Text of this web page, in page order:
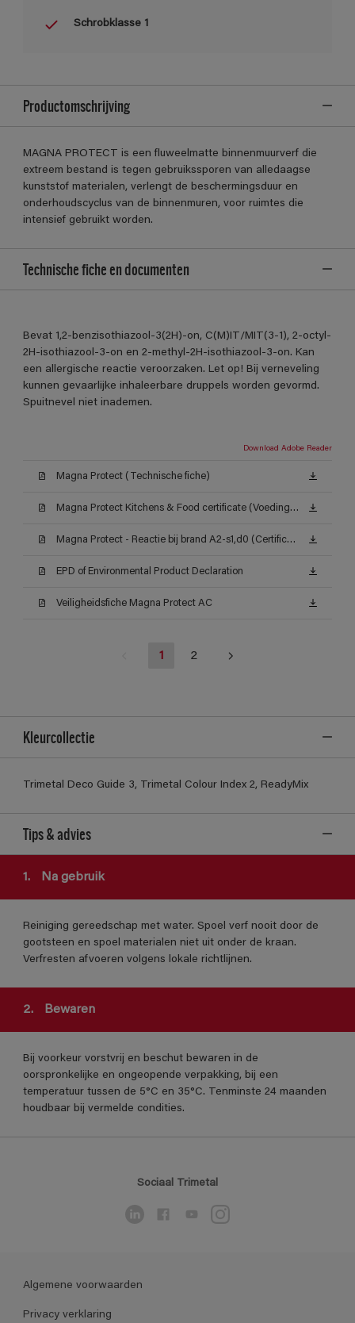
Schrobklasse 1
Productomschrijving
MAGNA PROTECT is een fluweelmatte binnenmuurverf die
extreem bestand is tegen gebruikssporen van alledaagse
kunststof materialen, verlengt de beschermingsduur en
onderhoudscyclus van de binnenmuren, voor ruimtes die
intensief gebruikt worden.
Technische fiche en documenten
Bevat 1,2-benzisothiazool-3(2H)-on, C(M)IT/MIT(3-1), 2-octyl-
2H-isothiazool-3-on en 2-methyl-2H-isothiazool-3-on. Kan
een allergische reactie veroorzaken. Let op! Bij verneveling
kunnen gevaarlijke inhaleerbare druppels worden gevormd.
Spuitnevel niet inademen.
Download Adobe Reader
Magna Protect (Technische fiche)
Magna Protect Kitchens & Food certificate (Voedingsattest ISEGA)
Magna Protect - Reactie bij brand A2-s1,d0 (Certificat)
EPD of Environmental Product Declaration
Veiligheidsfiche Magna Protect AC
1 2
Kleurcollectie
Trimetal Deco Guide 3, Trimetal Colour Index 2, ReadyMix
Tips & advies
1. Na gebruik
Reiniging gereedschap met water. Spoel verf nooit door de
gootsteen en spoel materialen niet uit onder de kraan.
Verfresten afvoeren volgens lokale richtlijnen.
2. Bewaren
Bij voorkeur vorstvrij en beschut bewaren in de
oorspronkelijke en ongeopende verpakking, bij een
temperatuur tussen de 5°C en 35°C. Tenminste 24 maanden
houdbaar bij vermelde condities.
Sociaal Trimetal
Algemene voorwaarden
Privacy verklaring